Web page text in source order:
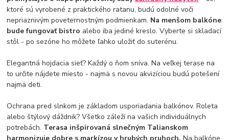
ktoré sú vyrobené z praktického ratanu, budú odolné voči
nepriaznivým poveternostným podmienkam. Na menšom balkóne
bude fungovať bistro alebo iba jediné kreslo. Vyberte si skladací
stôl - po sezóne ho môžete ľahko uložiť do suterénu.
Elegantná hojdacia sieť? Každý o ňom sníva. Na veľkej terase na
to určite nájdete miesto - najmä s novou akvizíciou budú potešení
najmä deti.
Ochrana pred slnkom je základom usporiadania balkónov. Roleta
alebo štýlový dáždnik? Všetko záleží na vašich individuálnych
potrebách. Terasa inšpirovaná slnečným Talianskom
harmonizuje dobre s markízou v hrubých pruhoch.Na balkóne